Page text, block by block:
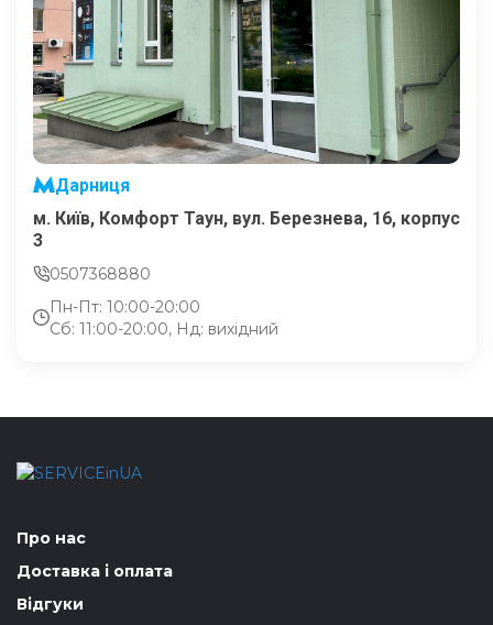
Дарниця
м. Київ, Комфорт Таун, вул. Березнева, 16, корпус
3
0507368880
Пн-Пт: 10:00-20:00
Сб: 11:00-20:00, Нд: вихідний
Про нас
Доставка і оплата
Відгуки